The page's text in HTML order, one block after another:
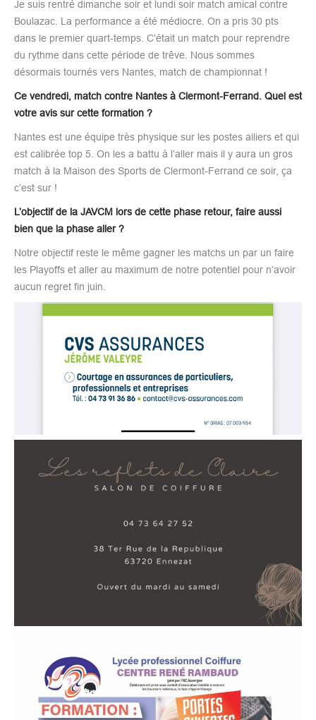
Je suis rentré dimanche soir et lundi soir match amical contre
Boulazac. La performance a été médiocre. On a pris 30 pts
dans le premier quart-temps. C’était un match pour reprendre
du rythme dans cette période de trêve. Nous sommes
désormais tournés vers Nantes, match de championnat !
Ce vendredi, match contre Nantes à Clermont-Ferrand. Quel est
votre avis sur cette formation ?
Nantes est une équipe très physique sur les postes ailiers et qui
est calibrée top 5. On les a battu à l’aller mais il y aura un gros
match à la Maison des Sports de Clermont-Ferrand ce soir, ça
c’est sur !
L’objectif de la JAVCM lors de cette phase retour, faire aussi
bien que la phase aller ?
Notre objectif reste le même gagner les matchs un par un faire
les Playoffs et aller au maximum de notre potentiel pour n’avoir
aucun regret fin juin.